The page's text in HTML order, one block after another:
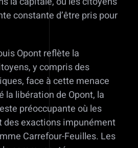
constante d’être pris pour
Opont reflète la
y compris des
face à cette menace
la libération de Opont, la
préoccupante où les
exactions impunément
Carrefour-Feuilles. Les